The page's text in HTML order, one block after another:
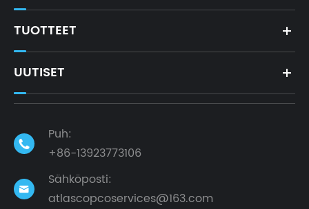
TUOTTEET
UUTISET

Puh:
+86-13923773106

Sähköposti:
atlascopcoservices@163.com